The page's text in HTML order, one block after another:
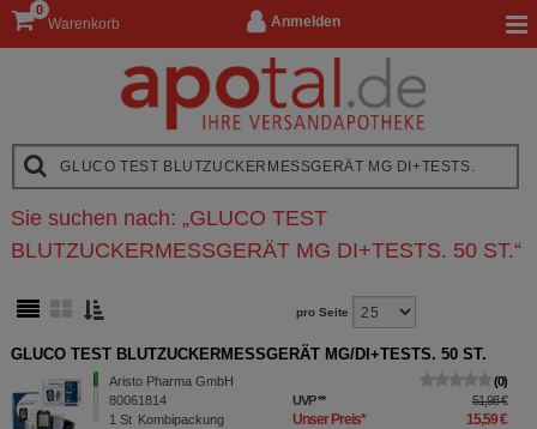
Anmelden
Warenkorb
0
Sie suchen nach: „GLUCO TEST
BLUTZUCKERMESSGERÄT MG DI+TESTS. 50 ST.“
pro Seite
GLUCO TEST BLUTZUCKERMESSGERÄT MG/DI+TESTS. 50 ST.
Aristo Pharma GmbH
80061814
1 St Kombipackung
0
UVP** 51,98 €
Unser Preis* 15,59 €